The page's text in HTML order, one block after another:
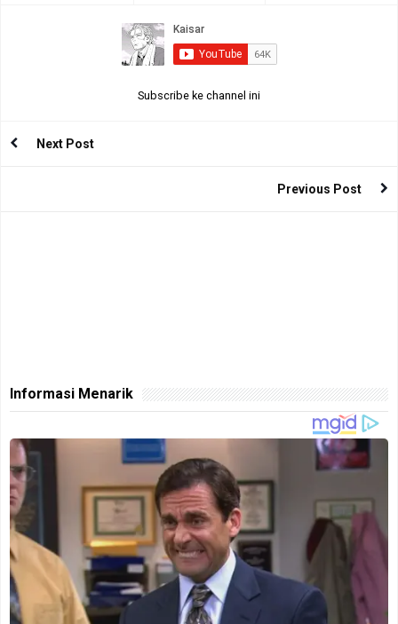
Subscribe ke channel ini
Next Post
Previous Post
Informasi Menarik